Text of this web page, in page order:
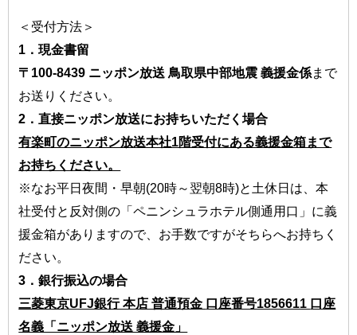
＜受付方法＞
1．現金書留
〒100-8439 ニッポン放送 鳥取県中部地震 義援金係まで
お送りください。
2．直接ニッポン放送にお持ちいただく場合
有楽町のニッポン放送本社1階受付にある義援金箱まで
お持ちください。
※なお平日夜間・早朝(20時～翌朝8時)と土休日は、本
社受付と反対側の「ペニンシュラホテル側通用口」に義
援金箱がありますので、お手数ですがそちらへお持ちく
ださい。
3．銀行振込の場合
三菱東京UFJ銀行 本店 普通預金 口座番号1856611 口座
名義「ニッポン放送 義援金」